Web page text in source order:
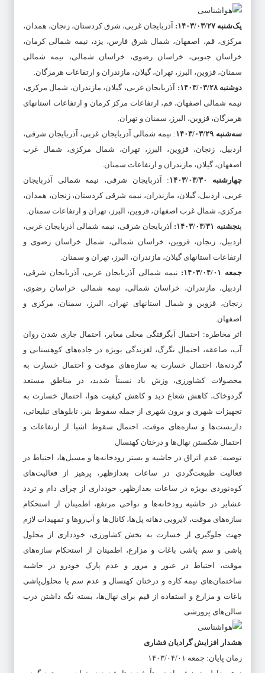
یک‌شنبه ۱۴۰۳/۰۳/۲۷:
آذربایجان غربی، شرق کردستان، زنجان، همدان،
مرکزی، قم، اصفهان، شمال شرق فارس، یزد، نیمه شمالی کرمان،
خراسان جنوبی، خراسان رضوی، خراسان شمالی، نیمه شمالی
سمنان، قزوین، البرز، تهران، گیلان، مازندران و ارتفاعات هرمزگان.
دوشنبه ۱۴۰۳/۰۳/۲۸:
آذربایجان غربی، گیلان، مازندران، شمال مرکزی،
نیمه شمالی اصفهان، قم، ارتفاعات مرکز کرمان و ارتفاعات استانهای
هرمزگان، قزوین، البرز، سمنان و تهران.
سه‌شنبه ۱۴۰۳/۰۳/۲۹
: نیمه شمالی آذربایجان غربی، آذربایجان شرقی،
اردبیل، زنجان، قزوین، البرز، تهران، شمال مرکزی، شمال غرب
اصفهان، گیلان، مازندران و ارتفاعات سمنان.
چهارشنبه ۱۴۰۳/۰۳/۳۰
: آذربایجان شرقی، نیمه شمالی آذربایجان
غربی، اردبیل، گیلان، مازندران، نیمه شرقی کردستان، زنجان، همدان،
مرکزی، شمال غرب اصفهان، قزوین، البرز، تهران و ارتفاعات سمنان.
پنجشنبه ۱۴۰۳/۰۳/۳۱:
آذربایجان شرقی، نیمه شمالی آذربایجان غربی،
اردبیل، زنجان، قزوین، خراسان شمالی، شمال خراسان رضوی و
ارتفاعات استانهای گیلان، مازندران، البرز، تهران و سمنان.
جمعه ۱۴۰۳/۰۴/۰۱:
نیمه شمالی آذربایجان غربی، آذربایجان شرقی،
اردبیل، مازندران، خراسان شمالی، نیمه شمالی خراسان رضوی،
زنجان، قزوین و شمال استانهای تهران، البرز، سمنان، مرکزی و
اصفهان.
اثر مخاطره: احتمال آبگرفتگی محلی معابر، احتمال جاری شدن روان
آب، صاعقه، احتمال تگرگ، لغزندگی بویژه در جاده‌های کوهستانی و
گردنه‌ها، احتمال خسارت به سازه‌های موقت و احتمال خسارت به
محصولات کشاورزی، وزش باد نسبتاً شدید، در مناطق مستعد
گردوخاک، کاهش شعاع دید و کاهش کیفیت هوا، احتمال خسارت به
تجهیزات شهری و برون شهری از جمله سقوط بنر، تابلوهای تبلیغاتی،
داربست‌ها و سازه‌های موقت، احتمال سقوط اشیا از ارتفاعات و
احتمال شکستن نهال‌ها و درختان کهنسال
توصیه: عدم اتراق در حاشیه و بستر رودخانه‌ها و مسیل‌ها، احتیاط در
فعالیت طبیعت‌گردی در ساعات بعدازظهر، پرهیز از فعالیت‌های
کوه‌نوردی بویژه در ساعات بعدازظهر، خودداری از چرای دام و تردد
عشایر در حاشیه رودخانه‌ها و نواحی مرتفع، اطمینان از استحکام
سازه‌های موقت، لایروبی دهانه پل‌ها، کانال‌ها و آب‌روها و تمهیدات لازم
جهت جلوگیری از خسارت به بخش کشاورزی، خودداری از محلول
پاشی و سم پاشی باغات و مزارع، اطمینان از استحکام سازه‌های
موقت، احتیاط در عبور و مرور و عدم پارک خودرو در حاشیه
ساختمان‌های نیمه کاره و درختان کهنسال و عدم سم یا محلول‌پاشی
باغات و مزارع و استفاده از قیم برای نهال‌ها، بسته نگه داشتن درب
سالن‌های پرورشی.
هشدار افزایش گرادیان فشاری
زمان پایان: جمعه ۱۴۰۳/۰۴/۰۱